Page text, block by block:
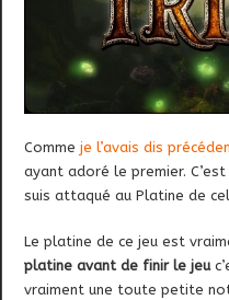
Commeje l’avais dis
ayant adoré le premier.
suis attaqué au Platine de
Le platine de ce jeu est
platine avant de finir le jeu
vraiment une toute petite